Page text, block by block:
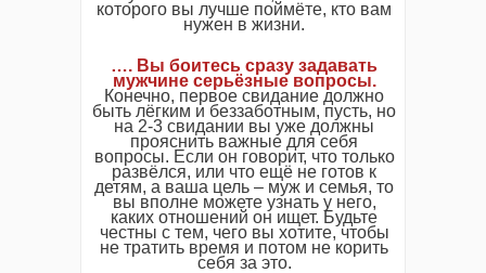
которого вы лучше поймёте, кто вам
нужен в жизни.
…. Вы боитесь сразу задавать
мужчине серьёзные вопросы.
Конечно, первое свидание должно
быть лёгким и беззаботным, пусть, но
на 2-3 свидании вы уже должны
прояснить важные для себя
вопросы. Если он говорит, что только
развёлся, или что ещё не готов к
детям, а ваша цель – муж и семья, то
вы вполне можете узнать у него,
каких отношений он ищет. Будьте
честны с тем, чего вы хотите, чтобы
не тратить время и потом не корить
себя за это.